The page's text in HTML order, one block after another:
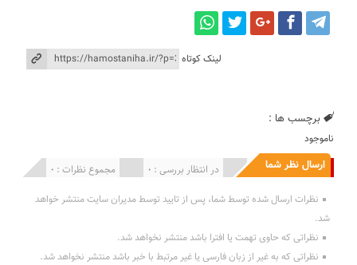
لینک کوتاه
برچسب ها :
ناموجود
ارسال نظر شما مجموع نظرات : 0 در انتظار بررسی : 0 انتشار یافته : 0
نظرات ارسال شده توسط شما، پس از تایید توسط مدیران سایت منتشر خواهد
شد.
نظراتی که حاوی تهمت یا افترا باشد منتشر نخواهد شد.
نظراتی که به غیر از زبان فارسی یا غیر مرتبط با خبر باشد منتشر نخواهد شد.